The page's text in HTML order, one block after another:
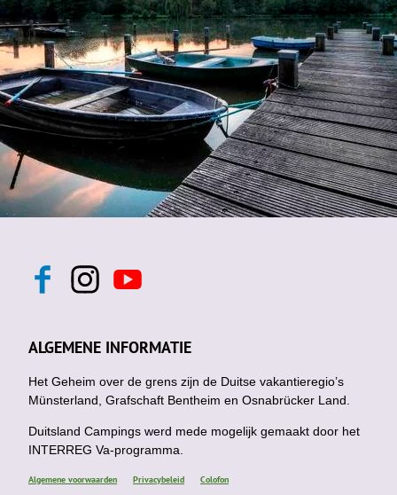
F
b
o
k
I
n
a
g
a
m
Y
o
u
b
ALGEMENE INFORMATIE
Het Geheim over de grens zijn de Duitse vakantieregio’s
Münsterland, Grafschaft Bentheim en Osnabrücker Land.
Duitsland Campings werd mede mogelijk gemaakt door het
INTERREG Va-programma.
Algemene voorwaarden Privacybeleid Colofon